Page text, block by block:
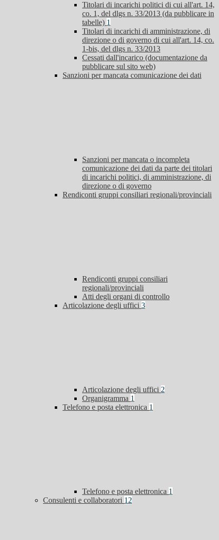
Titolari di incarichi politici di cui all'art. 14,
co. 1, del dlgs n. 33/2013 (da pubblicare in
tabelle) 1
Titolari di incarichi di amministrazione, di
direzione o di governo di cui all'art. 14, co.
1-bis, del dlgs n. 33/2013
Cessati dall'incarico (documentazione da
pubblicare sul sito web)
Sanzioni per mancata comunicazione dei dati
Sanzioni per mancata o incompleta
comunicazione dei dati da parte dei titolari
di incarichi politici, di amministrazione, di
direzione o di governo
Rendiconti gruppi consiliari regionali/provinciali
Rendiconti gruppi consiliari
regionali/provinciali
Atti degli organi di controllo
Articolazione degli uffici 3
Articolazione degli uffici 2
Organigramma 1
Telefono e posta elettronica 1
Telefono e posta elettronica 1
Consulenti e collaboratori 12